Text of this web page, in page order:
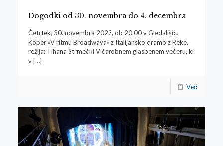
Dogodki od 30. novembra do 4. decembra
Četrtek, 30. novembra 2023, ob 20.00 v Gledališču
Koper »V ritmu Broadwaya« z Italijansko dramo z Reke,
režija: Tihana Strmečki V čarobnem glasbenem večeru, ki
v[…]
Več